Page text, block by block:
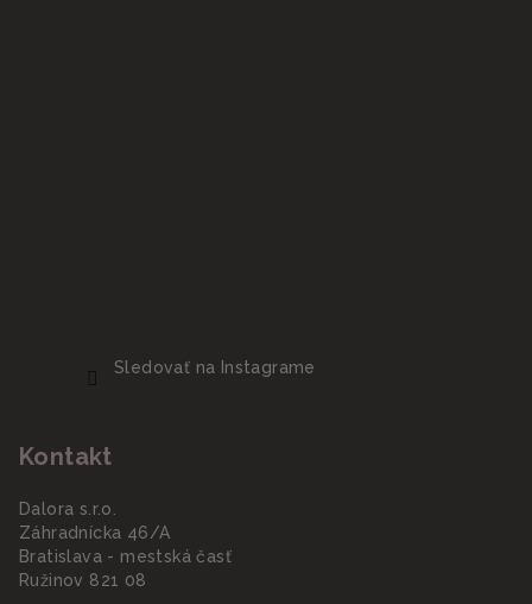
Sledovať na Instagrame
Kontakt
Dalora s.r.o.
Záhradnícka 46/A
Bratislava - mestská časť
Ružinov 821 08